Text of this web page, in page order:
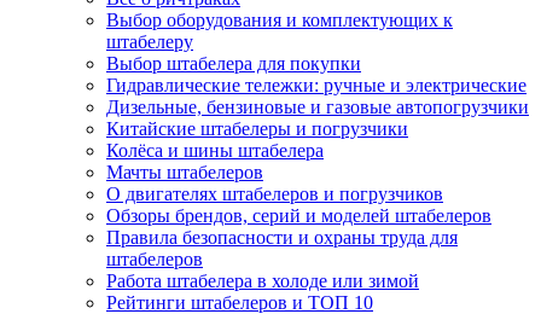
Выбор оборудования и комплектующих к
штабелеру
Выбор штабелера для покупки
Гидравлические тележки: ручные и электрические
Дизельные, бензиновые и газовые автопогрузчики
Китайские штабелеры и погрузчики
Колёса и шины штабелера
Мачты штабелеров
О двигателях штабелеров и погрузчиков
Обзоры брендов, серий и моделей штабелеров
Правила безопасности и охраны труда для
штабелеров
Работа штабелера в холоде или зимой
Рейтинги штабелеров и ТОП 10